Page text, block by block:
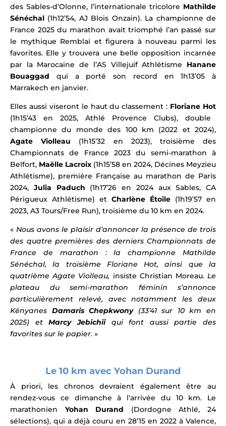
des Sables-d’Olonne, l’internationale tricolore Mathilde
Sénéchal (1h12’54, AJ Blois Onzain). La championne de
France 2025 du marathon avait triomphé l’an passé sur
le mythique Remblai et figurera à nouveau parmi les
favorites. Elle y trouvera une belle opposition incarnée
par la Marocaine de l’AS Villejuif Athlétisme Hanane
Bouaggad qui a porté son record en 1h13’05 à
Marrakech en janvier.
Elles aussi viseront le haut du classement : Floriane Hot
(1h15’43 en 2025, Athlé Provence Clubs), double
championne du monde des 100 km (2022 et 2024),
Agate Violleau (1h15’32 en 2023), troisième des
Championnats de France 2023 du semi-marathon à
Belfort, Maëlle Lacroix (1h15’58 en 2024, Décines Meyzieu
Athlétisme), première Française au marathon de Paris
2024, Julia Paduch (1h17’26 en 2024 aux Sables, CA
Périgueux Athlétisme) et Charlène Étoile (1h19’57 en
2023, A3 Tours/Free Run), troisième du 10 km en 2024.
« Nous avons le plaisir d’annoncer la présence de trois
des quatre premières des derniers Championnats de
France de marathon : la championne Mathilde
Sénéchal, la troisième Floriane Hot, ainsi que la
quatrième Agate Violleau, insiste Christian Moreau. Le
plateau du semi-marathon féminin s’annonce
particulièrement relevé, avec notamment les deux
Kényanes Damaris Chepkwony(33’41 sur 10 km en
2025) etMarcy Jebichiiqui font aussi partie des
favorites sur le papier. »
Le 10 km avec Yohan Durand
À priori, les chronos devraient également être au
rendez-vous ce dimanche à l’arrivée du 10 km. Le
marathonien
Yohan Durand (Dordogne Athlé, 24
sélections), qui a déjà couru en 28’15 en 2022 à Valence,